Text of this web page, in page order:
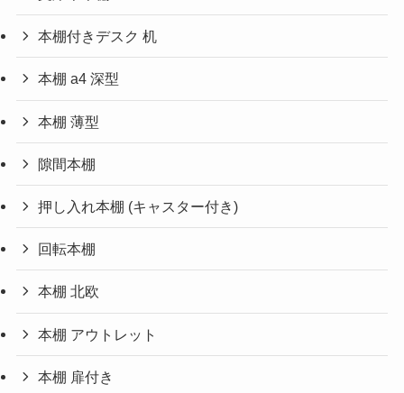
本棚付きデスク 机
本棚 a4 深型
本棚 薄型
隙間本棚
押し入れ本棚 (キャスター付き)
回転本棚
本棚 北欧
本棚 アウトレット
本棚 扉付き